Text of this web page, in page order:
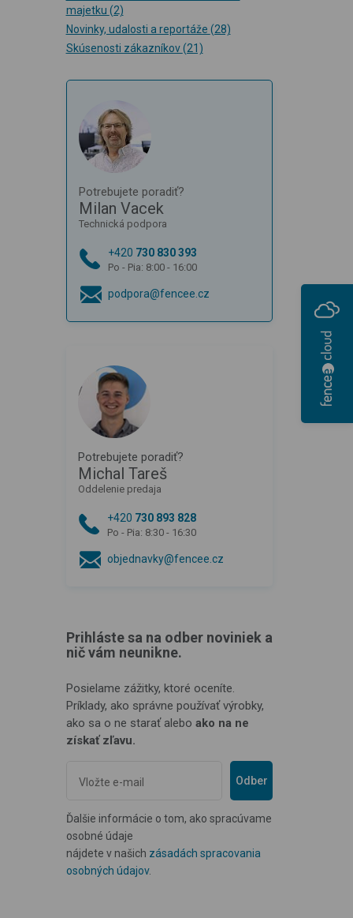
majetku (2)
Novinky, udalosti a reportáže (28)
Skúsenosti zákazníkov(21)
Potrebujete poradiť?
Milan Vacek
Technická podpora
+420 730 830 393
Po - Pia: 8:00 - 16:00
podpora@fencee.cz
Potrebujete poradiť?
Michal Tareš
Oddelenie predaja
+420 730 893 828
Po - Pia: 8:30 - 16:30
objednavky@fencee.cz
Prihláste sa na odber noviniek a
nič vám neunikne.
Posielame zážitky, ktoré oceníte.
Príklady, ako správne používať výrobky,
ako sa o ne starať alebo ako na ne
získať zľavu.
Odber
Ďalšie informácie o tom, ako spracúvame
osobné údaje
nájdete v našich zásadách spracovania
osobných údajov.